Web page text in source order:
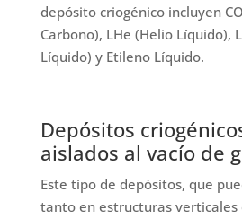
depósito criogénico incluyen
Carbono), LHe (Helio Líquido),
Líquido) y Etileno Líquido.
Depósitos
aislados al vacío de
Este tipo de depósitos, que
tanto en estructuras verticales